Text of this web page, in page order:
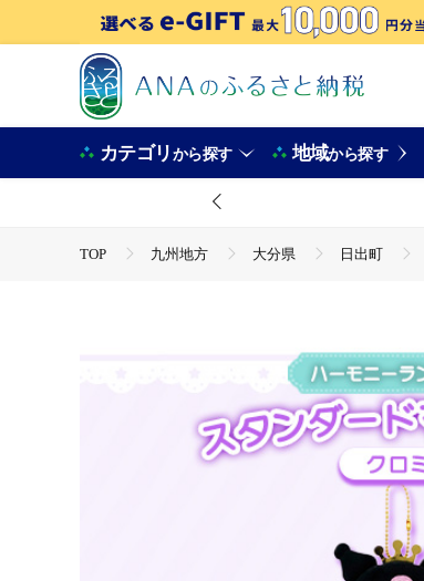
カテゴリから探す 地域から探す
TOP 九州地方 大分県 日出町